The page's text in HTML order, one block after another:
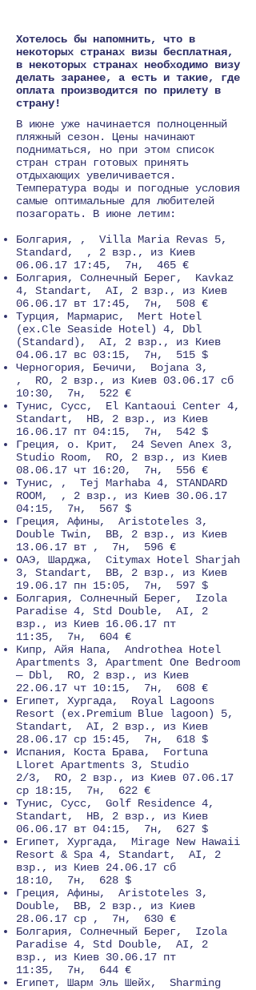
В июне уже начинается полноценный
пляжный сезон. Цены начинают
подниматься, но при этом список
стран стран готовых принять
отдыхающих увеличивается.
Температура воды и погодные условия
самые оптимальные для любителей
позагорать. В июне летим:
Болгария, , Villa Maria Revas 5,
Standard, , 2 взр., из Киев
06.06.17 17:45, 7н, 465 €
Болгария, Солнечный Берег, Kavkaz
4, Standart, AI, 2 взр., из Киев
06.06.17 вт 17:45, 7н, 508 €
Турция, Мармарис, Mert Hotel
(ex.Cle Seaside Hotel) 4, Dbl
(Standard), AI, 2 взр., из Киев
04.06.17 вс 03:15, 7н, 515 $
Черногория, Бечичи, Bojana 3,
, RO, 2 взр., из Киев 03.06.17 сб
10:30, 7н, 522 €
Тунис, Сусс, El Kantaoui Center 4,
Standart, HB, 2 взр., из Киев
16.06.17 пт 04:15, 7н, 542 $
Греция, о. Крит, 24 Seven Anex 3,
Studio Room, RO, 2 взр., из Киев
08.06.17 чт 16:20, 7н, 556 €
Тунис, , Tej Marhaba 4, STANDARD
ROOM, , 2 взр., из Киев 30.06.17
04:15, 7н, 567 $
Греция, Афины, Aristoteles 3,
Double Twin, BB, 2 взр., из Киев
13.06.17 вт , 7н, 596 €
ОАЭ, Шарджа, Citymax Hotel Sharjah
3, Standart, BB, 2 взр., из Киев
19.06.17 пн 15:05, 7н, 597 $
Болгария, Солнечный Берег, Izola
Paradise 4, Std Double, AI, 2
взр., из Киев 16.06.17 пт
11:35, 7н, 604 €
Кипр, Айя Напа, Androthea Hotel
Apartments 3, Apartment One Bedroom
— Dbl, RO, 2 взр., из Киев
22.06.17 чт 10:15, 7н, 608 €
Египет, Хургада, Royal Lagoons
Resort (ex.Premium Blue lagoon) 5,
Standart, AI, 2 взр., из Киев
28.06.17 ср 15:45, 7н, 618 $
Испания, Коста Брава, Fortuna
Lloret Apartments 3, Studio
2/3, RO, 2 взр., из Киев 07.06.17
ср 18:15, 7н, 622 €
Тунис, Сусс, Golf Residence 4,
Standart, HB, 2 взр., из Киев
06.06.17 вт 04:15, 7н, 627 $
Египет, Хургада, Mirage New Hawaii
Resort & Spa 4, Standart, AI, 2
взр., из Киев 24.06.17 сб
18:10, 7н, 628 $
Греция, Афины, Aristoteles 3,
Double, BB, 2 взр., из Киев
28.06.17 ср , 7н, 630 €
Болгария, Солнечный Берег, Izola
Paradise 4, Std Double, AI, 2
взр., из Киев 30.06.17 пт
11:35, 7н, 644 €
Египет, Шарм Эль Шейх, Sharming
Хотелось бы напомнить, что в
некоторых странах визы бесплатная,
в некоторых странах необходимо визу
делать заранее, а есть и такие, где
оплата производится по прилету в
страну!